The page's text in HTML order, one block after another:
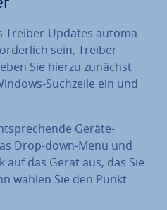
Treiber-Updates au­to­ma­
sein, Treiber
Sie hierzu zunächst
Suchzeile ein und
Geräte-
Drop-down-Menü und
auf das Gerät aus, das Sie
wählen Sie den Punkt